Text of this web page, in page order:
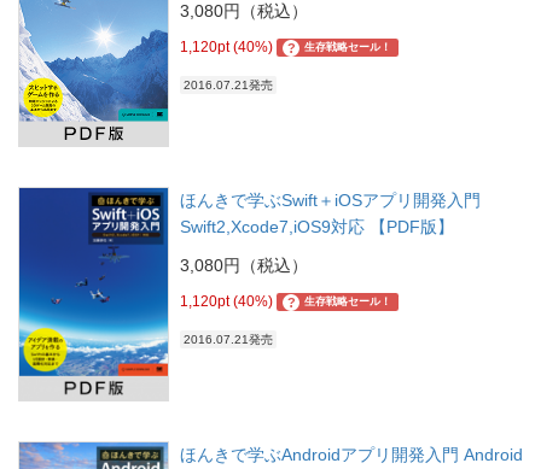
3,080円（税込）
1,120pt (40%) ? 生存戦略セール！
2016.07.21発売
ほんきで学ぶSwift＋iOSアプリ開発入門
Swift2,Xcode7,iOS9対応 【PDF版】
3,080円（税込）
1,120pt (40%) ? 生存戦略セール！
2016.07.21発売
ほんきで学ぶAndroidアプリ開発入門 Android